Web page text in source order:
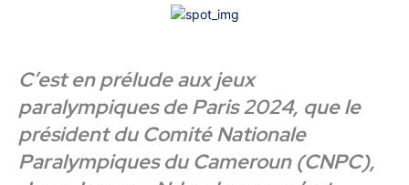
C’est en prélude aux jeux
paralympiques de Paris 2024, que le
président du Comité Nationale
Paralympiques du Cameroun (CNPC),